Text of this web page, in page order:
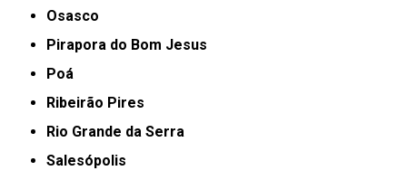
Osasco
Pirapora do Bom Jesus
Poá
Ribeirão Pires
Rio Grande da Serra
Salesópolis